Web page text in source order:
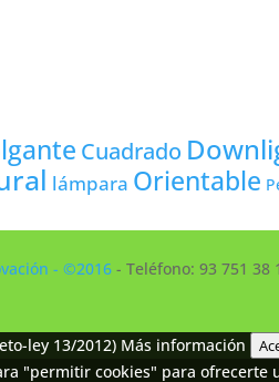
Cuadrado
lámpara Orientable
- ©2016 - Teléfono: 93 751 38
ley 13/2012) Más información
"permitir cookies" para